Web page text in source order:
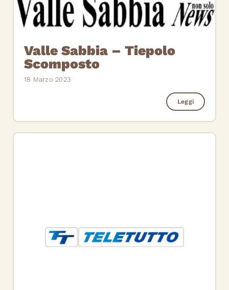
Valle Sabbia – Tiepolo
Scomposto
18 Marzo 2023
Leggi